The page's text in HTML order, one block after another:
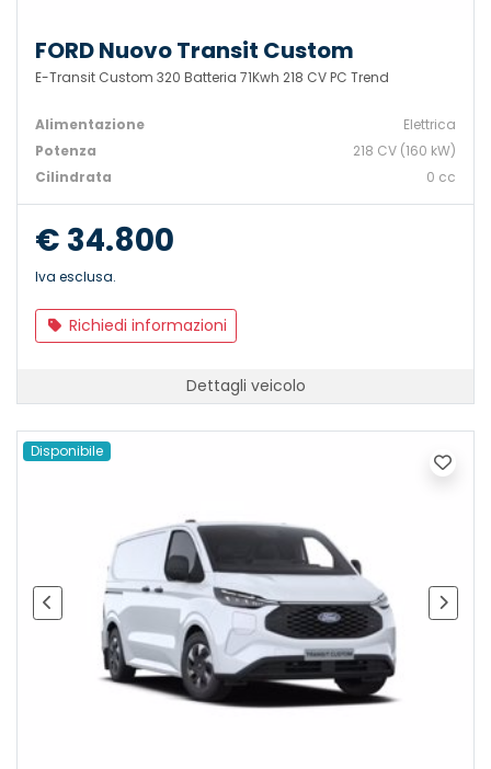
FORD Nuovo Transit Custom
E-Transit Custom 320 Batteria 71Kwh 218 CV PC Trend
Alimentazione
Elettrica
Potenza
218 CV (160 kW)
Cilindrata
0 cc
€ 34.800
Iva esclusa.
Richiedi informazioni
Dettagli veicolo
Disponibile